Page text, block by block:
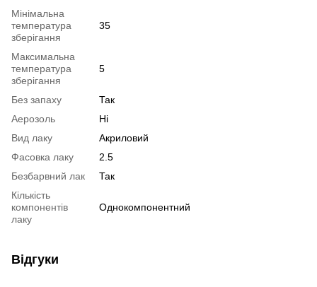
Мінімальна
температура
зберігання
35
Максимальна
температура
зберігання
5
Без запаху
Так
Аерозоль
Ні
Вид лаку
Акриловий
Фасовка лаку
2.5
Безбарвний лак
Так
Кількість
компонентів
лаку
Однокомпонентний
Відгуки